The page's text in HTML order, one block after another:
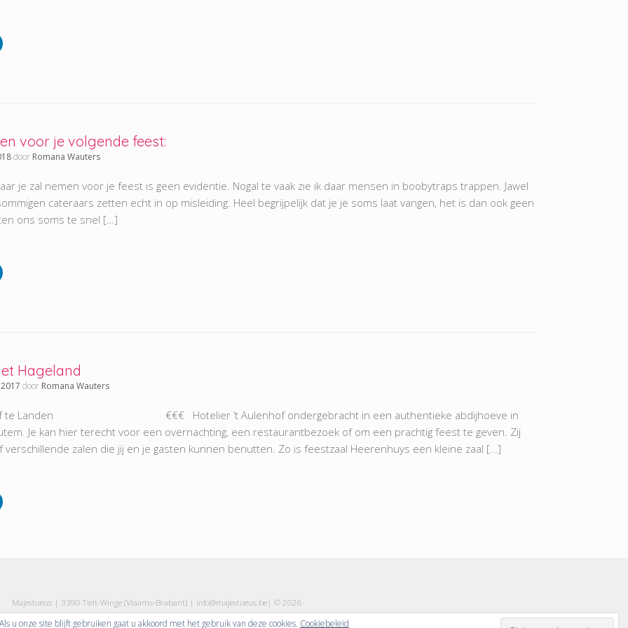
voor je volgende feest:
door Romana Wauters
je zal nemen voor je feest is geen evidentie. Nogal te vaak zie ik daar mensen in boobytraps trappen. Jawel
cateraars zetten echt in op misleiding. Heel begrijpelijk dat je je soms laat vangen, het is dan ook geen
ons soms te snel […]
Hageland
door Romana Wauters
te Landen €€€ Hotelier ’t Aulenhof ondergebracht in een authentieke abdijhoeve in
Je kan hier terecht voor een overnachting, een restaurantbezoek of om een prachtig feest te geven. Zij
verschillende zalen die jij en je gasten kunnen benutten. Zo is feestzaal Heerenhuys een kleine zaal […]
Majestueus | 3390 Tielt-Winge (Vlaams-Brabant) | info@majestueus.be| © 2026
u onze site blijft gebruiken gaat u akkoord met het gebruik van deze cookies. Cookiebeleid